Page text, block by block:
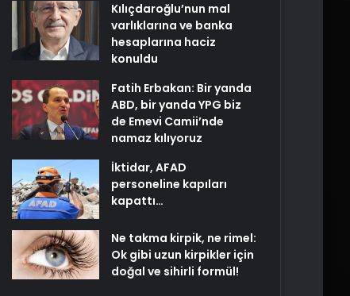
Kılıçdaroğlu’nun mal
varlıklarına ve banka
hesaplarına haciz
konuldu
Fatih Erbakan: Bir yanda
ABD, bir yanda YPG biz
de Emevi Camii’nde
namaz kılıyoruz
İktidar, AFAD
personeline kapıları
kapattı…
Ne takma kirpik, ne rimel:
Ok gibi uzun kirpikler için
doğal ve sihirli formül!